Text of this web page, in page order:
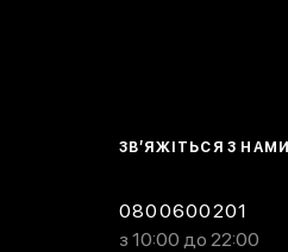
ЗВ’ЯЖІТЬСЯ З НАМИ
0800600201
з 10:00 до 22:00